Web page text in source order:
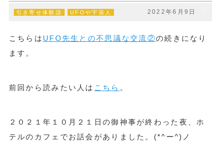
読みもの
オンラインサロン
引き寄せ体験談 UFOや宇宙人 2022年6月9日
こちらは UFO先生との不思議な交流②の続きになり
ます。
前回から読みたい人は こちら 。
２０２１年１０月２１日の御神事が終わった夜、ホ
テルのカフェでお話会がありました。(*^ー^)ノ